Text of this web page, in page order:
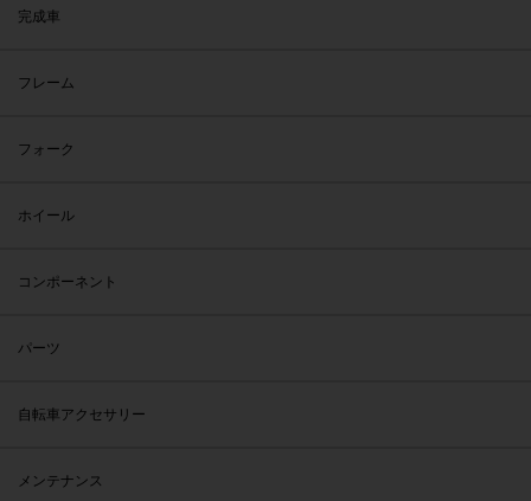
完成車
フレーム
フォーク
ホイール
コンポーネント
パーツ
自転車アクセサリー
メンテナンス